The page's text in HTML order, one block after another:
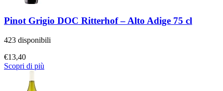
Pinot Grigio DOC Ritterhof – Alto Adige 75 cl
423 disponibili
€13,40
Scopri di più